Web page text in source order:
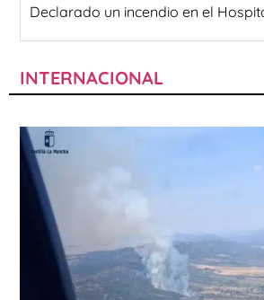
Declarado un incendio en el
INTERNACIONAL